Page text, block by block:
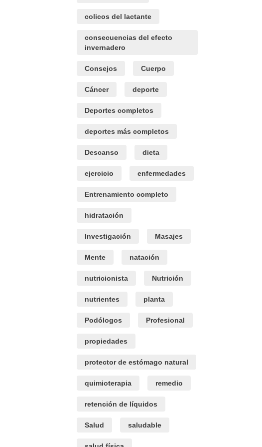
colicos del lactante
consecuencias del efecto
invernadero
Consejos Cuerpo
Cáncer deporte
Deportes completos
deportes más completos
Descanso dieta
ejercicio enfermedades
Entrenamiento completo
hidratación
Investigación Masajes
Mente natación
nutricionista Nutrición
nutrientes planta
Podólogos Profesional
propiedades
protector de estómago natural
quimioterapia remedio
retención de líquidos
Salud saludable